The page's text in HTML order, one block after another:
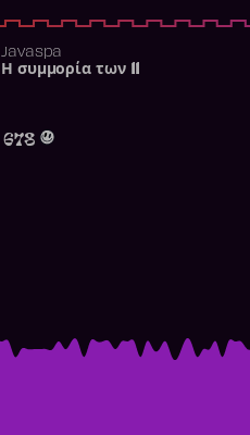
Javaspa
Η συμμορία των 11
678